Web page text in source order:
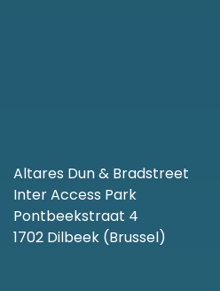
Altares Dun & Bradstreet
Inter Access Park
Pontbeekstraat 4
1702 Dilbeek (Brussel)